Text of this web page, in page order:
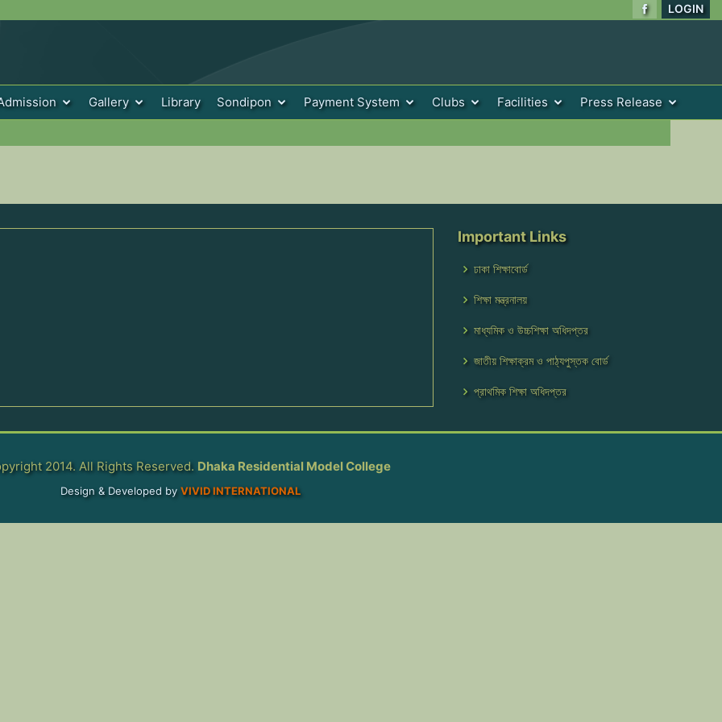
LOGIN
Gallery Library Sondipon Payment System Clubs Facilities Press Release
Important Links
ঢাকা শিক্ষাবোর্ড
শিক্ষা মন্ত্রনালয়
মাধ্যমিক ও উচ্চশিক্ষা অধিদপ্তর
জাতীয় শিক্ষাক্রম ও পাঠ্যপুস্তক বোর্ড
প্রাথমিক শিক্ষা অধিদপ্তর
2014. All Rights Reserved. Dhaka Residential Model College
Design & Developed by VIVID INTERNATIONAL